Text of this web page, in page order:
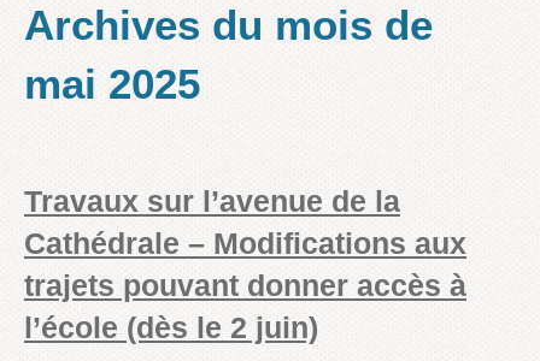
Archives du mois de
mai 2025
Travaux sur l’avenue de la
Cathédrale – Modifications aux
trajets pouvant donner accès à
l’école (dès le 2 juin)